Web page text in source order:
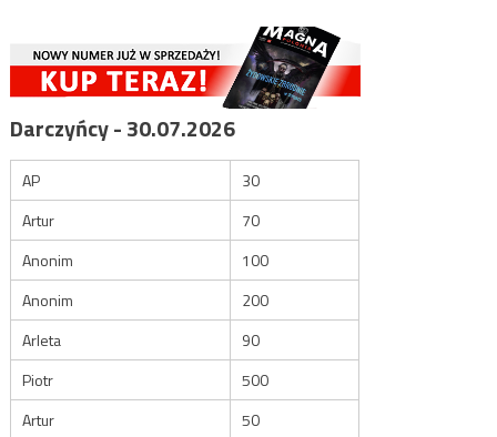
Darczyńcy - 30.07.2026
AP
30
Artur
70
Anonim
100
Anonim
200
Arleta
90
Piotr
500
Artur
50